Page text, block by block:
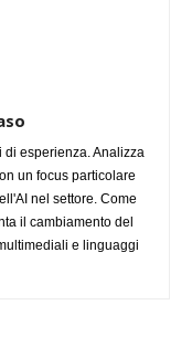
esperienza. Analizza
un focus particolare
nel settore. Come
il cambiamento del
e linguaggi